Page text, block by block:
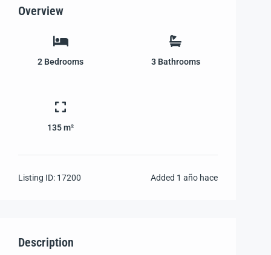
Overview
2 Bedrooms 3 Bathrooms
135 m²
Listing ID: 17200 Added 1 año hace
Description